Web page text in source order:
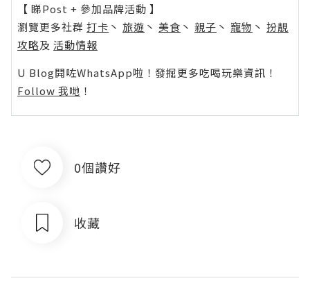
【 睇Post + 參加品牌活動 】
瀏覽更多社群 打卡 丶 旅遊 丶 美食 丶 親子 丶 寵物 丶 扮靚
攻略及 活動情報
U Blog開咗WhatsApp啦！發掘更多吃喝玩樂資訊！
Follow 我哋 ！
0個讚好
收藏